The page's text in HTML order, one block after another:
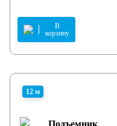
В
корзину
12 м